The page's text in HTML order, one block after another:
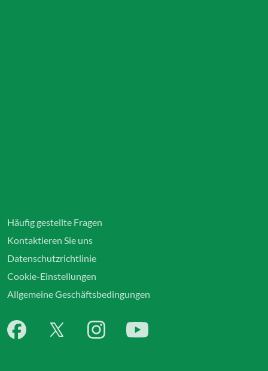
Häufig gestellte Fragen
Kontaktieren Sie uns
Datenschutzrichtlinie
Cookie-Einstellungen
Allgemeine Geschäftsbedingungen